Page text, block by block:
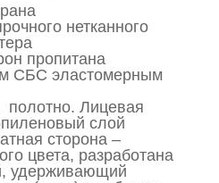
нетканного
пропитана
СБС эластомерным
Лицевая
слой
сторона –
цвета, разработана
удерживающий